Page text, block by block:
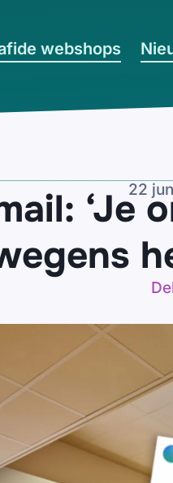
webshops
22
‘Je